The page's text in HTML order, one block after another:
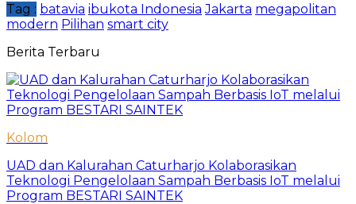
Tag : batavia ibukota Indonesia Jakarta megapolitan
modern Pilihan smart city
Berita Terbaru
Kolom
UAD dan Kalurahan Caturharjo Kolaborasikan
Teknologi Pengelolaan Sampah Berbasis IoT melalui
Program BESTARI SAINTEK